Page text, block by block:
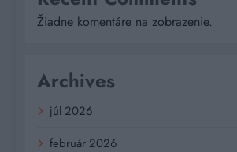
Žiadne komentáre na zobrazenie.
Archives
júl 2026
február 2026